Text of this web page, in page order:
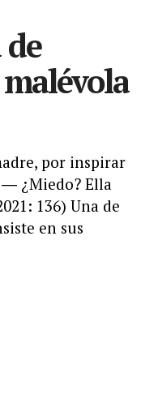
de
por inspirar
¿Miedo? Ella
136) Una de
en sus